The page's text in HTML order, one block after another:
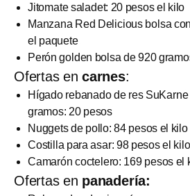
Jitomate saladet: 20 pesos el kilo
Manzana Red Delicious bolsa
el paquete
Perón golden bolsa de 920
Ofertas en carnes:
Hígado rebanado de res
gramos: 20 pesos
Nuggets de pollo: 84 pesos el kilo
Costilla para asar: 98 pesos el kilo
Camarón coctelero: 169 pesos el
Ofertas en panadería: